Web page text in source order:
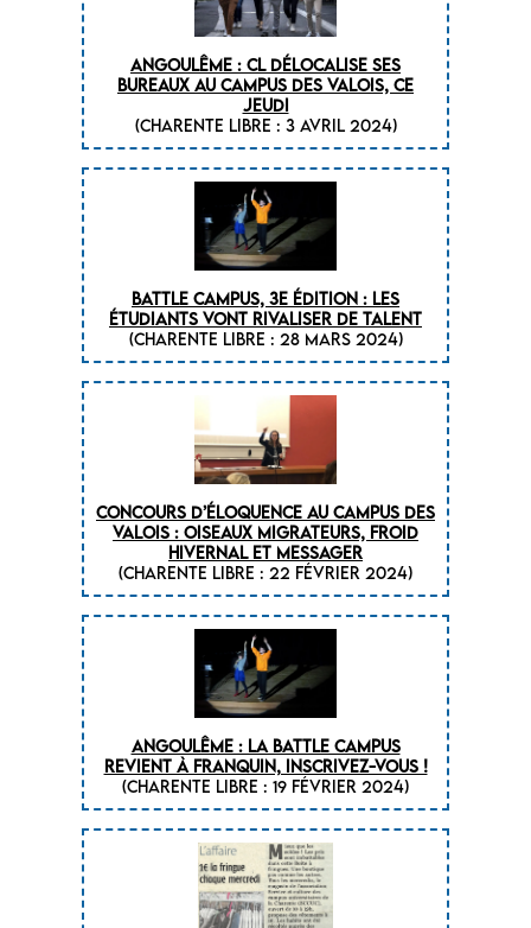
ANGOULÊME : CL DÉLOCALISE SES
BUREAUX AU CAMPUS DES VALOIS, CE
JEUDI
(CHARENTE LIBRE : 3 Avril 2024)
BATTLE CAMPUS, 3E ÉDITION : LES
ÉTUDIANTS VONT RIVALISER DE TALENT
(CHARENTE LIBRE : 28 mars 2024)
CONCOURS D’ÉLOQUENCE AU CAMPUS DES
VALOIS : OISEAUX MIGRATEURS, FROID
HIVERNAL ET MESSAGER
(CHARENTE LIBRE : 22 février 2024)
ANGOULÊME : LA BATTLE CAMPUS
REVIENT À FRANQUIN, INSCRIVEZ-VOUS !
(CHARENTE LIBRE : 19 février 2024)